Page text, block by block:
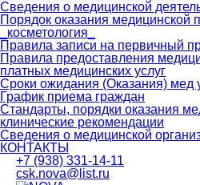
Сведения о медицинской
Порядок оказания
_косметология_
Правила записи на первичный
Правила предоставления
платных медицинских услуг
Сроки ожидания (Оказания) мед
График приема граждан
Стандарты, порядки оказания
клинические рекомендации
Сведения о медицинской
КОНТАКТЫ
+7 (938) 331-14-11
csk.nova@list.ru